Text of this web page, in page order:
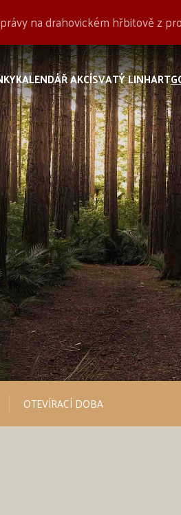
na drahovickém hřbitově z
KALENDÁŘ AKCÍSVATÝ LINHART
OTEVÍRACÍ DOBA